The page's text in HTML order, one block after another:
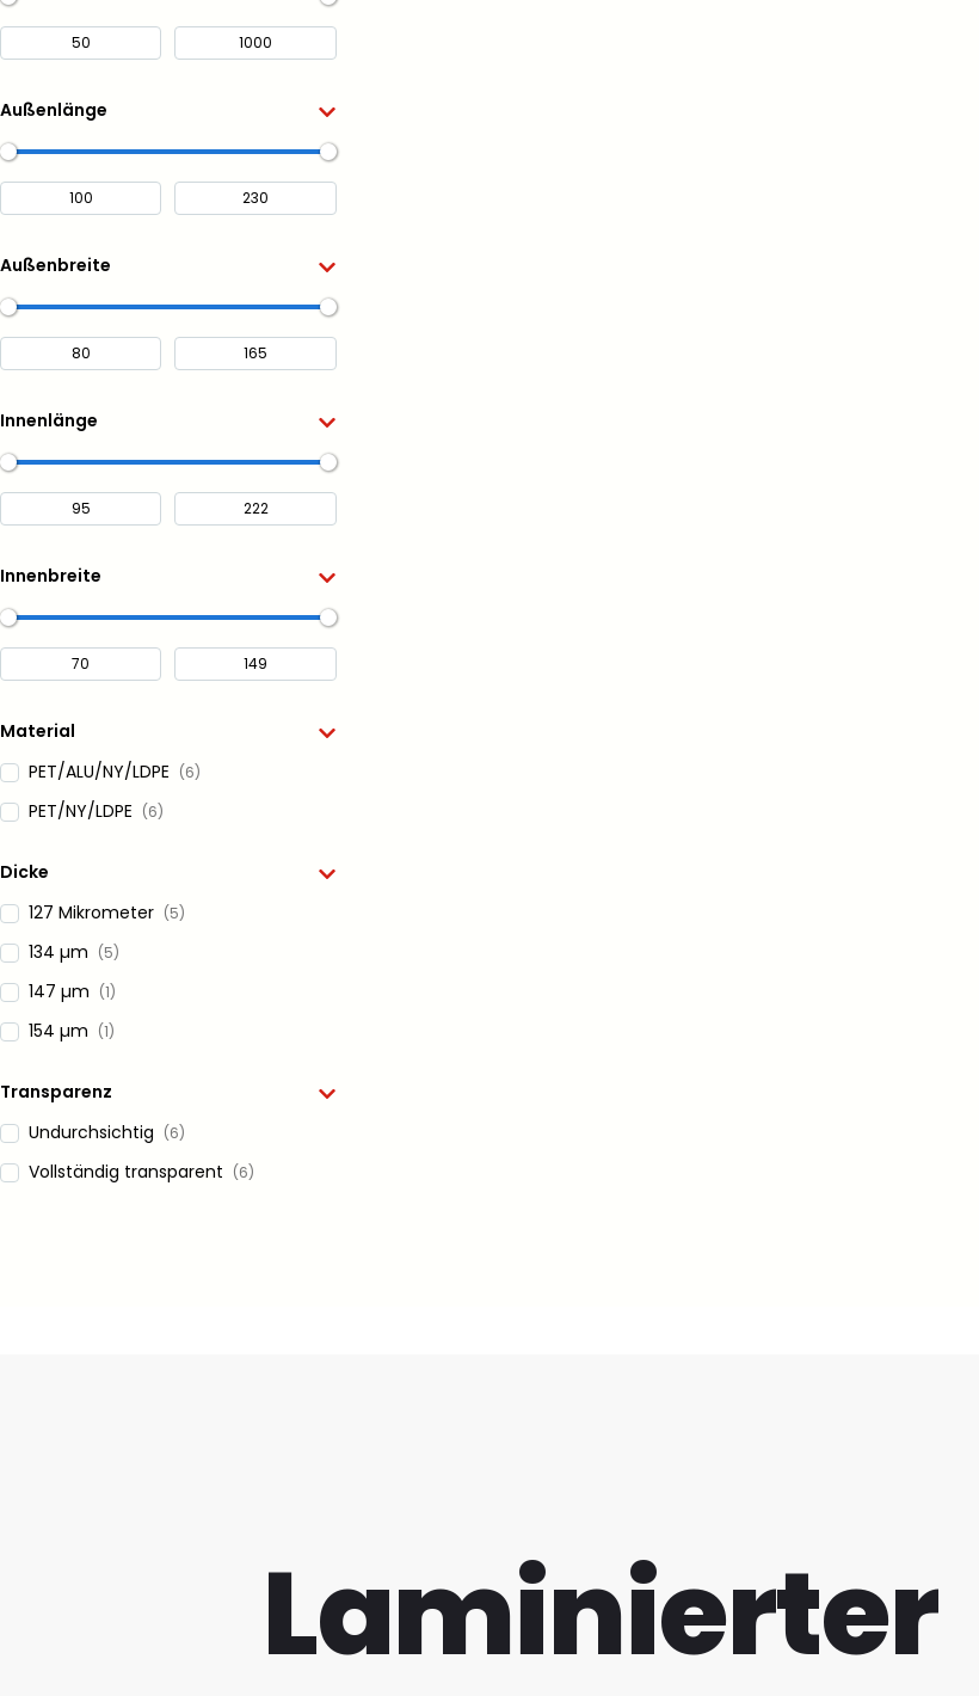
Außenlänge
Außenbreite
Innenlänge
Innenbreite
Material
PET/ALU/NY/LDPE (6)
PET/NY/LDPE (6)
Dicke
127 Mikrometer (5)
134 µm (5)
147 µm (1)
154 µm (1)
Transparenz
Undurchsichtig (6)
Vollständig transparent (6)
Laminierter